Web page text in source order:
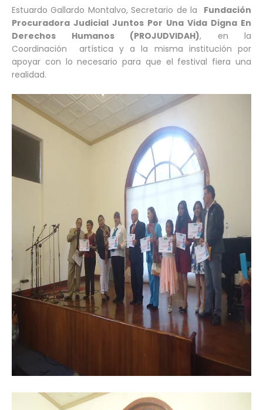
Estuardo Gallardo Montalvo, Secretario de la Fundación
Procuradora Judicial Juntos Por Una Vida Digna En
Derechos Humanos (PROJUDVIDAH), en la
Coordinación artística y a la misma institución por
apoyar con lo necesario para que el festival fiera una
realidad.